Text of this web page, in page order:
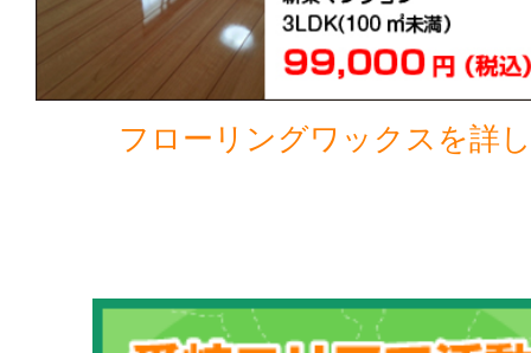
フローリングワックスを詳